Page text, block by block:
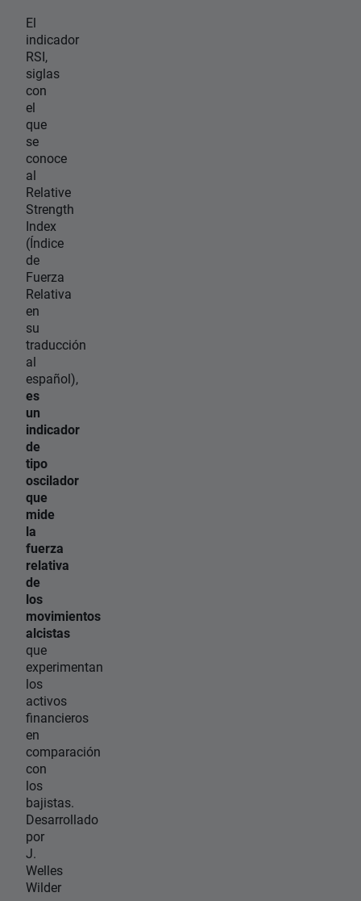
El
indicador
RSI,
siglas
con
el
que
se
conoce
al
Relative
Strength
Index
(Índice
de
Fuerza
Relativa
en
su
traducción
al
español),
es
un
indicador
de
tipo
oscilador
que
mide
la
fuerza
relativa
de
los
movimientos
alcistas
que
experimentan
los
activos
financieros
en
comparación
con
los
bajistas.
Desarrollado
por
J.
Welles
Wilder